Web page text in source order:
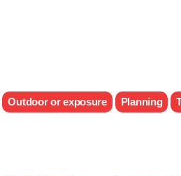
Outdoor or exposure Planning